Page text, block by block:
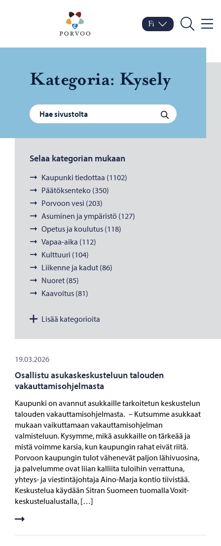
Porvoo – Siirry
Vaihda kieltä
Nykyinen kieli: Suomi
Fi
Hae
Ka­te­go­ria: Ky­se­ly
Haku: Hae
Selaa kategorian mukaan
Kaupunki tiedottaa (1102)
Päätöksenteko (350)
Porvoon vesi (203)
Asuminen ja ympäristö (127)
Opetus ja koulutus (118)
Vapaa-aika (112)
Kulttuuri (104)
Liikenne ja kadut (86)
Nuoret (85)
Kaavoitus (81)
Lisää kategorioita
19.03.2026
Osallistu asukaskeskusteluun talouden
vakauttamisohjelmasta
Kaupunki on avannut asukkaille tarkoitetun keskustelun
talouden vakauttamisohjelmasta. – Kutsumme asukkaat
mukaan vaikuttamaan vakauttamisohjelman
valmisteluun. Kysymme, mikä asukkaille on tärkeää ja
mistä voimme karsia, kun kaupungin rahat eivät riitä.
Porvoon kaupungin tulot vähenevät paljon lähivuosina,
ja palvelumme ovat liian kalliita tuloihin verrattuna,
yhteys- ja viestintäjohtaja Aino-Marja kontio tiivistää.
Keskustelua käydään Sitran Suomeen tuomalla Voxit-
keskustelualustalla, […]